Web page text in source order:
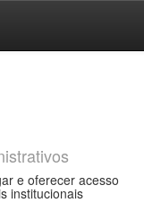
e oferecer acesso
institucionais